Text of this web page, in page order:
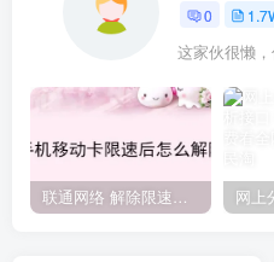
0
这家伙很懒
联通网络 解除限速方法参考！畅享、畅玩、老白干等及其它地区自测了